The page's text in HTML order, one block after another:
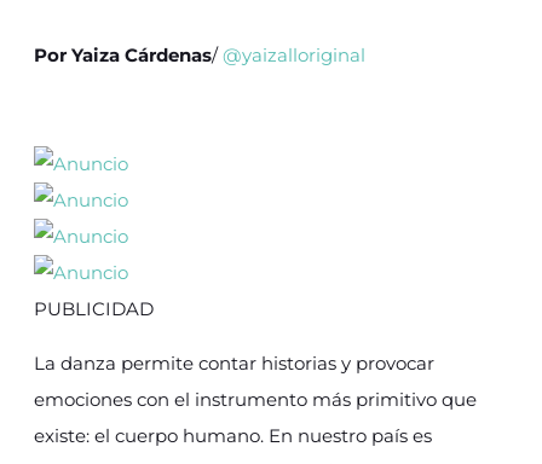
Por Yaiza Cárdenas/@yaizalloriginal
PUBLICIDAD
La danza permite contar historias y provocar
emociones con el instrumento más primitivo que
existe: el cuerpo humano. En nuestro país es